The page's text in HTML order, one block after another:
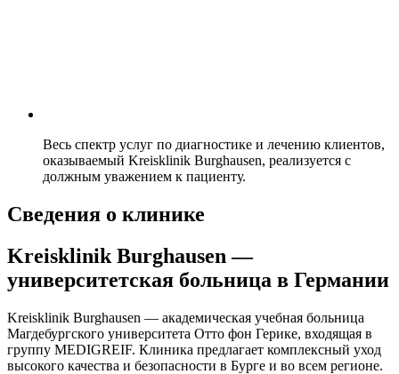
Весь спектр услуг по диагностике и лечению клиентов,
оказываемый Kreisklinik Burghausen, реализуется с
должным уважением к пациенту.
Сведения о клинике
Kreisklinik Burghausen —
университетская больница в Германии
Kreisklinik Burghausen — академическая учебная больница
Магдебургского университета Отто фон Герике, входящая в
группу MEDIGREIF. Клиника предлагает комплексный уход
высокого качества и безопасности в Бурге и во всем регионе.